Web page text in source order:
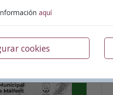
aquí
cookies